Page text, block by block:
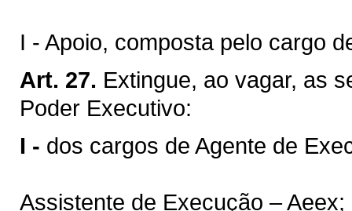
I - Apoio, composta pelo cargo
Art. 27. Extingue, ao vagar, as
Poder Executivo:
I - dos cargos de Agente de
Assistente de Execução – Aeex;